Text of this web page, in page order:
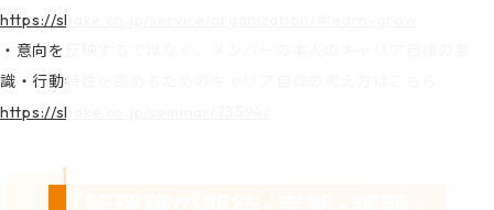
https://shake.co.jp/service/organization/#learn-grow
・意向を反映するではなく、メンバーの本人のキャリア自律の意
識・行動特性を高めるためのキャリア自律の考え方はこちら
https://shake.co.jp/seminar/73594/